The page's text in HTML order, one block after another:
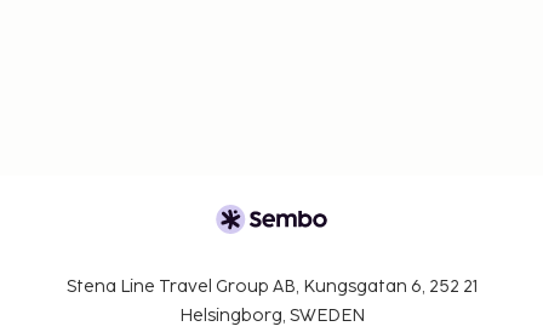
Stena Line Travel Group AB, Kungsgatan 6, 252 21
Helsingborg, SWEDEN